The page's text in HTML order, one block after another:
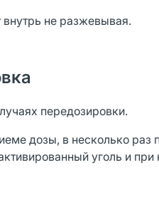
не разжевывая.
передозировки.
дозы, в несколько
уголь и